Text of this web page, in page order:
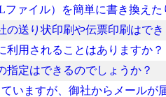
ァイル）を簡単に書き換え
の送り状印刷や伝票印刷はで
利用されることはありますか？
指定はできるのでしょうか？
ていますが、御社からメールが